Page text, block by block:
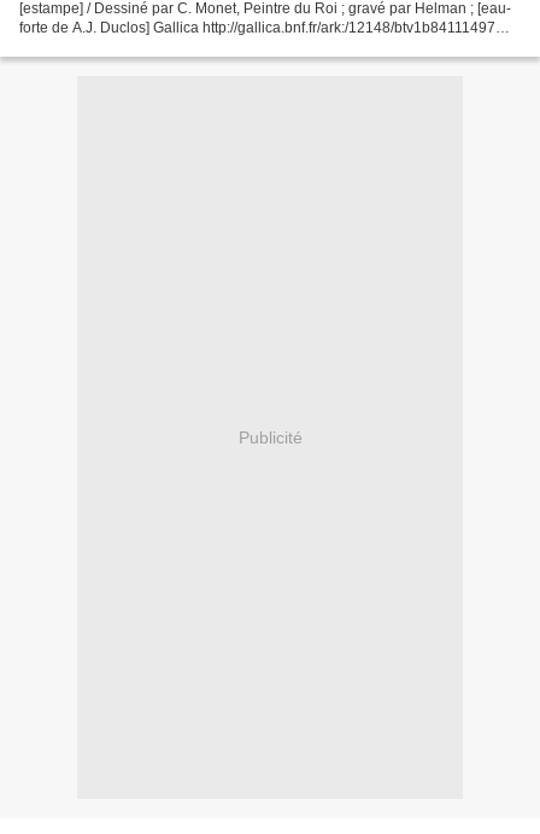
[estampe] / Dessiné par C. Monet, Peintre du Roi ; gravé par Helman ; [eau-
forte de A.J. Duclos] Gallica http://gallica.bnf.fr/ark:/12148/btv1b84111497
Publicité